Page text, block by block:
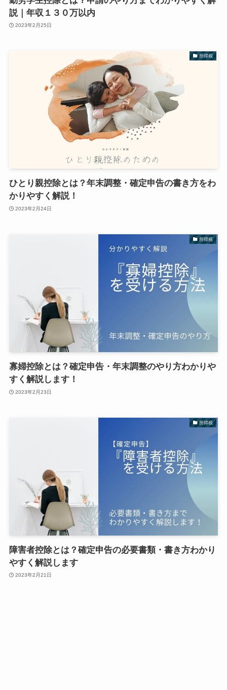
説｜年収１３０万以内
2023年2月25日
所得税
ひとり親控除とは？年末調整・確定申告の書き方をわ
かりやすく解説！
2023年2月24日
所得税
寡婦控除とは？確定申告・年末調整のやり方わかりや
すく解説します！
2023年2月23日
所得税
障害者控除とは？確定申告の必要書類・書き方わかり
やすく解説します
2023年2月21日